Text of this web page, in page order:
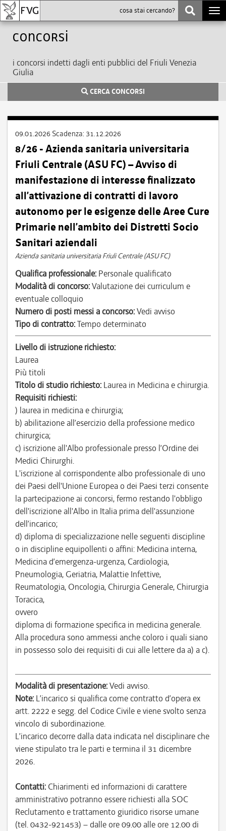
Concorsi
i concorsi indetti dagli enti pubblici del Friuli Venezia
Giulia
CERCA CONCORSI
09.01.2026 Scadenza: 31.12.2026
8/26 - Azienda sanitaria universitaria
Friuli Centrale (ASU FC) – Avviso di
manifestazione di interesse finalizzato
all’attivazione di contratti di lavoro
autonomo per le esigenze delle Aree Cure
Primarie nell’ambito dei Distretti Socio
Sanitari aziendali
Azienda sanitaria universitaria Friuli Centrale (ASU FC)
Qualifica professionale: Personale qualificato
Modalità di concorso:Valutazione dei curriculum e
eventuale colloquio
Numero di posti messi a concorso:Vedi avviso
Tipo di contratto:Tempo determinato
Livello di istruzione richiesto:
Laurea
Più titoli
Titolo di studio richiesto: Laurea in Medicina e chirurgia.
Requisiti richiesti:
) laurea in medicina e chirurgia;
b) abilitazione all’esercizio della professione medico
chirurgica;
c) iscrizione all'Albo professionale presso l’Ordine dei
Medici Chirurghi.
L'iscrizione al corrispondente albo professionale di uno
dei Paesi dell'Unione Europea o dei Paesi terzi consente
la partecipazione ai concorsi, fermo restando l'obbligo
dell'iscrizione all'Albo in Italia prima dell'assunzione
dell’incarico;
d) diploma di specializzazione nelle seguenti discipline
o in discipline equipollenti o affini: Medicina interna,
Medicina d’emergenza-urgenza, Cardiologia,
Pneumologia, Geriatria, Malattie Infettive,
Reumatologia, Oncologia, Chirurgia Generale, Chirurgia
Toracica,
ovvero
diploma di formazione specifica in medicina generale.
Alla procedura sono ammessi anche coloro i quali siano
in possesso solo dei requisiti di cui alle lettere da a) a c).
Modalità di presentazione:Vedi avviso.
Note: L’incarico si qualifica come contratto d’opera ex
artt. 2222 e segg. del Codice Civile e viene svolto senza
vincolo di subordinazione.
L’incarico decorre dalla data indicata nel disciplinare che
viene stipulato tra le parti e termina il 31 dicembre
2026.
Contatti: Chiarimenti ed informazioni di carattere
amministrativo potranno essere richiesti alla SOC
Reclutamento e trattamento giuridico risorse umane
(tel. 0432-921453) – dalle ore 09.00 alle ore 12.00 di